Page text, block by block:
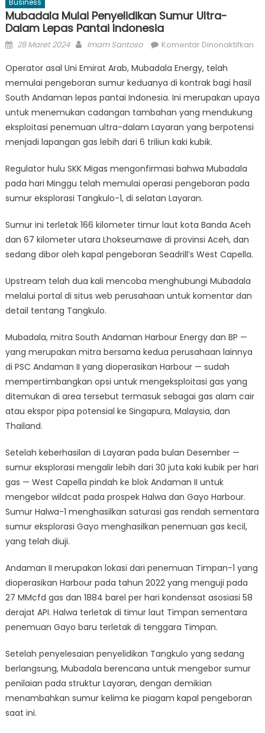
Business
Mubadala Mulai Penyelidikan Sumur Ultra-
Dalam Lepas Pantai Indonesia
Posted
28 Maret 2024 Author
Imam Santoso Komentar Dinonaktifkan
Operator asal Uni Emirat Arab, Mubadala Energy, telah
memulai pengeboran sumur keduanya di kontrak bagi hasil
South Andaman lepas pantai Indonesia. Ini merupakan upaya
untuk menemukan cadangan tambahan yang mendukung
eksploitasi penemuan ultra-dalam Layaran yang berpotensi
menjadi lapangan gas lebih dari 6 triliun kaki kubik.
Regulator hulu SKK Migas mengonfirmasi bahwa Mubadala
pada hari Minggu telah memulai operasi pengeboran pada
sumur eksplorasi Tangkulo-1, di selatan Layaran.
Sumur ini terletak 166 kilometer timur laut kota Banda Aceh
dan 67 kilometer utara Lhokseumawe di provinsi Aceh, dan
sedang dibor oleh kapal pengeboran Seadrill’s West Capella.
Upstream telah dua kali mencoba menghubungi Mubadala
melalui portal di situs web perusahaan untuk komentar dan
detail tentang Tangkulo.
Mubadala, mitra South Andaman Harbour Energy dan BP —
yang merupakan mitra bersama kedua perusahaan lainnya
di PSC Andaman II yang dioperasikan Harbour — sudah
mempertimbangkan opsi untuk mengeksploitasi gas yang
ditemukan di area tersebut termasuk sebagai gas alam cair
atau ekspor pipa potensial ke Singapura, Malaysia, dan
Thailand.
Setelah keberhasilan di Layaran pada bulan Desember —
sumur eksplorasi mengalir lebih dari 30 juta kaki kubik per hari
gas — West Capella pindah ke blok Andaman II untuk
mengebor wildcat pada prospek Halwa dan Gayo Harbour.
Sumur Halwa-1 menghasilkan saturasi gas rendah sementara
sumur eksplorasi Gayo menghasilkan penemuan gas kecil,
yang telah diuji.
Andaman II merupakan lokasi dari penemuan Timpan-1 yang
dioperasikan Harbour pada tahun 2022 yang menguji pada
27 MMcfd gas dan 1884 barel per hari kondensat asosiasi 58
derajat API. Halwa terletak di timur laut Timpan sementara
penemuan Gayo baru terletak di tenggara Timpan.
Setelah penyelesaian penyelidikan Tangkulo yang sedang
berlangsung, Mubadala berencana untuk mengebor sumur
penilaian pada struktur Layaran, dengan demikian
menambahkan sumur kelima ke piagam kapal pengeboran
saat ini.